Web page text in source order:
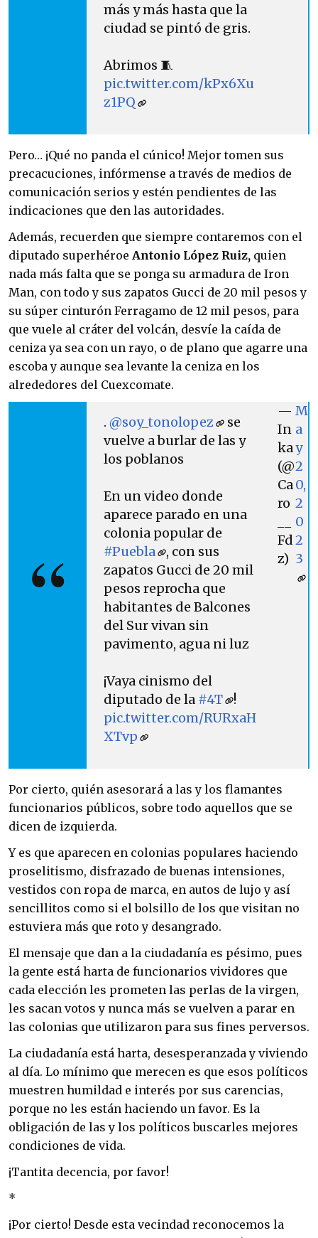
más y más hasta que la
ciudad se pintó de gris.
Abrimos 🧵
pic.twitter.com/kPx6Xu
z1PQ
Pero… ¡Qué no panda el cúnico! Mejor tomen sus
precacuciones, infórmense a través de medios de
comunicación serios y estén pendientes de las
indicaciones que den las autoridades.
Además, recuerden que siempre contaremos con el
diputado superhéroe Antonio López Ruiz, quien
nada más falta que se ponga su armadura de Iron
Man, con todo y sus zapatos Gucci de 20 mil pesos y
su súper cinturón Ferragamo de 12 mil pesos, para
que vuele al cráter del volcán, desvíe la caída de
ceniza ya sea con un rayo, o de plano que agarre una
escoba y aunque sea levante la ceniza en los
alrededores del Cuexcomate.
. @soy_tonolopez
se
vuelve a burlar de las y
los poblanos
En un video donde
aparece parado en una
colonia popular de
#Puebla
, con sus
zapatos Gucci de 20 mil
pesos reprocha que
habitantes de Balcones
del Sur vivan sin
pavimento, agua ni luz
¡Vaya cinismo del
diputado de la #4T
!
pic.twitter.com/RURxaH
XTvp
—
In
ka
(@
Ca
ro
Fd
z)
M
a
y
2
0,
2
0
2
3
Por cierto, quién asesorará a las y los flamantes
funcionarios públicos, sobre todo aquellos que se
dicen de izquierda.
Y es que aparecen en colonias populares haciendo
proselitismo, disfrazado de buenas intensiones,
vestidos con ropa de marca, en autos de lujo y así
sencillitos como si el bolsillo de los que visitan no
estuviera más que roto y desangrado.
El mensaje que dan a la ciudadanía es pésimo, pues
la gente está harta de funcionarios vividores que
cada elección les prometen las perlas de la virgen,
les sacan votos y nunca más se vuelven a parar en
las colonias que utilizaron para sus fines perversos.
La ciudadanía está harta, desesperanzada y viviendo
al día. Lo mínimo que merecen es que esos políticos
muestren humildad e interés por sus carencias,
porque no les están haciendo un favor. Es la
obligación de las y los políticos buscarles mejores
condiciones de vida.
¡Tantita decencia, por favor!
*
¡Por cierto! Desde esta vecindad reconocemos la